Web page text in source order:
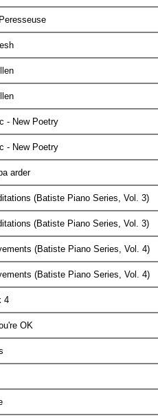
- New Poetry
- New Poetry
arder
(Batiste Piano Series, Vol. 3)
(Batiste Piano Series, Vol. 3)
(Batiste Piano Series, Vol. 4)
(Batiste Piano Series, Vol. 4)
4
OK